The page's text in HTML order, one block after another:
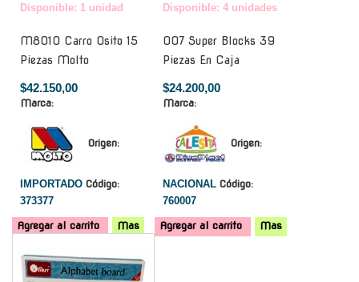
Disponible: 1 unidad
M8010 Carro Osito 15
Piezas Molto
$42.150,00
Marca:
Origen:
IMPORTADO Código:
373377
Agregar al carrito Mas
Disponible: 4 unidades
007 Super Blocks 39
Piezas En Caja
$24.200,00
Marca:
Origen:
NACIONAL Código:
760007
Agregar al carrito
Mas